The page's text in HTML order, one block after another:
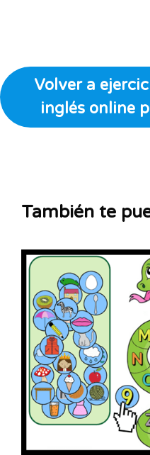
Volver a
inglés online
También te